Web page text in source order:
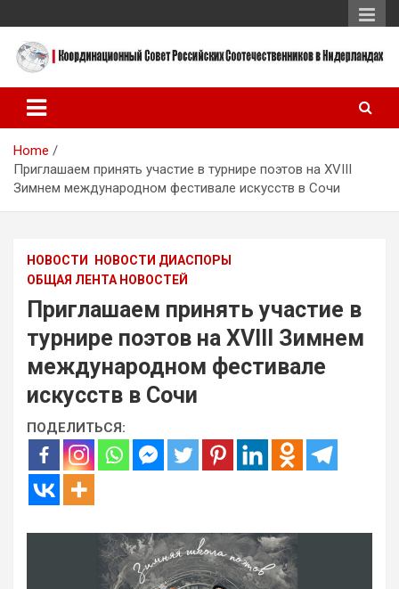
to
content
Координационный Совет
Российских
Соотечественников в
Нидерландах
Нидерландах
Home
Приглашаем принять участие в турнире поэтов на ХVIII
Зимнем международном фестивале искусств в Сочи
НОВОСТИ
НОВОСТИ ДИАСПОРЫ
ОБЩАЯ ЛЕНТА НОВОСТЕЙ
Приглашаем принять участие в
турнире поэтов на ХVIII Зимнем
международном фестивале
искусств в Сочи
ПОДЕЛИТЬСЯ: